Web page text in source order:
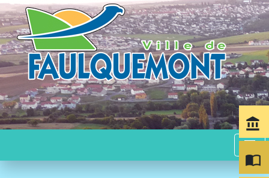
menu
account_balance
import_contacts